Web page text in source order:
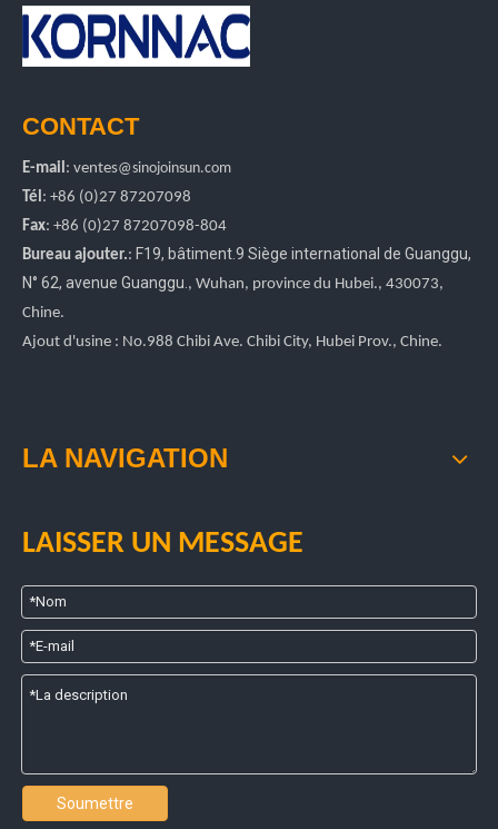
CONTACT
E-mail: ventes@sinojoinsun.com
Tél: +86 (0)27 87207098
Fax: +86 (0)27 87207098-804
Bureau ajouter.: F19, bâtiment.9 Siège international de Guanggu,
N° 62, avenue Guanggu., Wuhan, province du Hubei., 430073,
Chine.
Ajout d'usine : No.988 Chibi Ave. Chibi City, Hubei Prov., Chine.
LA NAVIGATION
LAISSER UN MESSAGE
Soumettre